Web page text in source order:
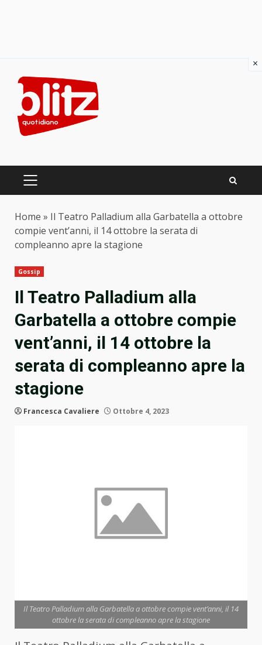
content
PRIMARY
Home » Il Teatro Palladium alla Garbatella a ottobre
compie vent’anni, il 14 ottobre la serata di
compleanno apre la stagione
Gossip
Il Teatro Palladium alla
Garbatella a ottobre compie
vent’anni, il 14 ottobre la
serata di compleanno apre la
stagione
Francesca Cavaliere Ottobre 4, 2023
Il Teatro Palladium alla Garbatella a ottobre compie vent’anni, il 14
ottobre la serata di compleanno apre la stagione
×